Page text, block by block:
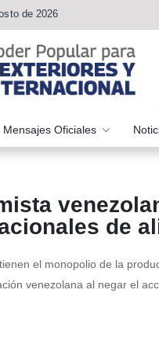
de 2026
Mensajes Oficiales
de
el monopolio de la
venezolana al negar el